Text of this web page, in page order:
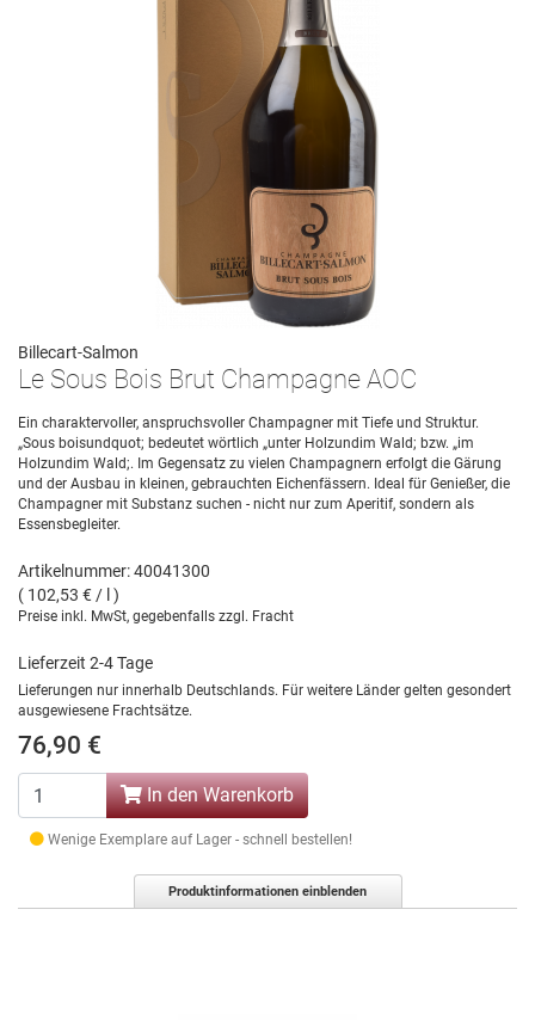
Billecart-Salmon
Le Sous Bois Brut Champagne AOC
Ein charaktervoller, anspruchsvoller Champagner mit Tiefe und Struktur.
„Sous boisundquot; bedeutet wörtlich „unter Holzundim Wald; bzw. „im
Holzundim Wald;. Im Gegensatz zu vielen Champagnern erfolgt die Gärung
und der Ausbau in kleinen, gebrauchten Eichenfässern. Ideal für Genießer, die
Champagner mit Substanz suchen - nicht nur zum Aperitif, sondern als
Essensbegleiter.
Artikelnummer: 40041300
( 102,53 € / l )
Preise inkl. MwSt, gegebenfalls zzgl. Fracht
Lieferzeit 2-4 Tage
Lieferungen nur innerhalb Deutschlands. Für weitere Länder gelten gesondert
ausgewiesene Frachtsätze.
76,90 €
In den Warenkorb
Wenige Exemplare auf Lager - schnell bestellen!
Produktinformationen einblenden